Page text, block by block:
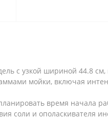
с узкой шириной 44.8
мойки, включая
время начала
соли и ополаскивателя